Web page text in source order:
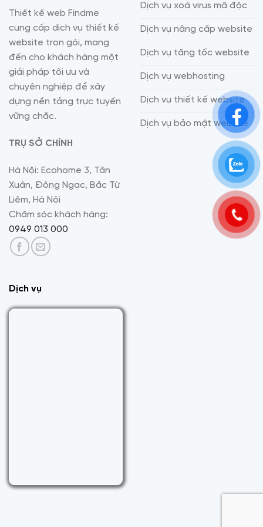
Thiết kế web Findme
cung cấp dịch vụ thiết kế
website trọn gói, mang
đến cho khách hàng một
giải pháp tối ưu và
chuyên nghiệp để xây
dựng nền tảng trực tuyến
vững chắc.
TRỤ SỞ CHÍNH
Hà Nội: Ecohome 3, Tân
Xuân, Đông Ngạc, Bắc Từ
Liêm, Hà Nội
Chăm sóc khách hàng:
0949 013 000
Dịch vụ xoá virus mã độc
Dịch vụ nâng cấp website
Dịch vụ tăng tốc website
Dịch vụ webhosting
Dịch vụ thiết kế website
Dịch vụ bảo mật website
Dịch vụ